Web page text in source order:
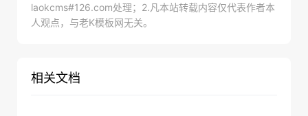
laokcms#126.com处理；2.凡本站转载内容仅代表作者本
人观点，与老K模板网无关。
相关文档